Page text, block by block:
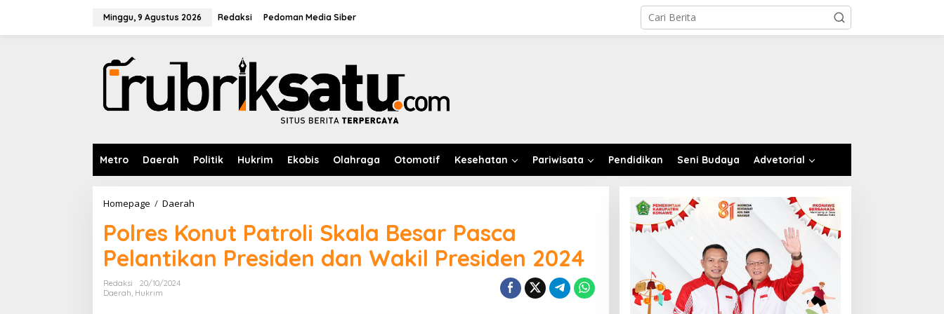
Minggu, 9 Agustus 2026 Redaksi Pedoman Media Siber
Metro Daerah Politik Hukrim Ekobis Olahraga Otomotif Kesehatan Pariwisata Pendidikan Seni Budaya Advetorial
Homepage / Daerah
l
r
e
s
Polres Konut Patroli Skala Besar Pasca
Pelantikan Presiden dan Wakil Presiden 2024
Redaksi
20/10/2024
Daerah Hukrim